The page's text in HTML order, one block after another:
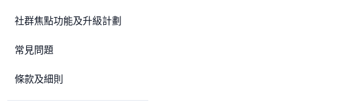
社群焦點功能及升級計劃
常見問題
條款及細則